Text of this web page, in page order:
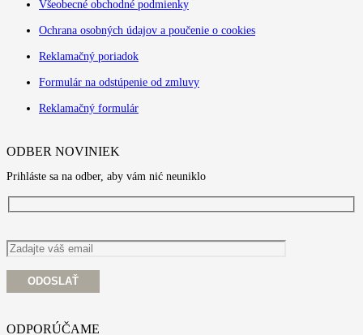
Všeobecné obchodné podmienky
Ochrana osobných údajov a poučenie o cookies
Reklamačný poriadok
Formulár na odstúpenie od zmluvy
Reklamačný formulár
ODBER NOVINIEK
Prihláste sa na odber, aby vám nić neuniklo
ODPORÚČAME